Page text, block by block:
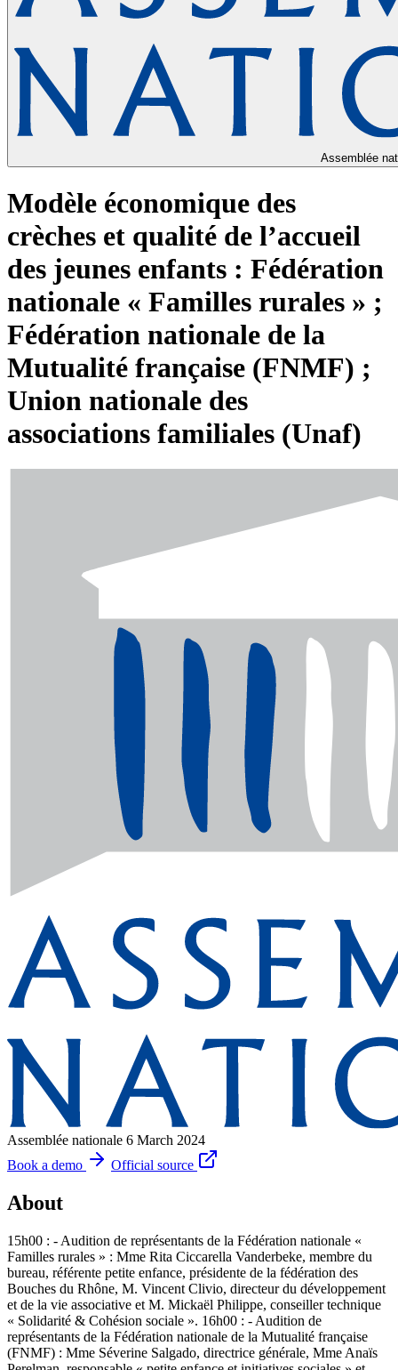
Assemblée
Modèle économique des
crèches et qualité de l’accueil
des jeunes enfants : Fédération
nationale « Familles rurales » ;
Fédération nationale de la
Mutualité française (FNMF) ;
Union nationale des
associations familiales (Unaf)
Assemblée nationale 6 March 2024
Book a demo
Official source
About
15h00 : - Audition de représentants de la Fédération nationale «
Familles rurales » : Mme Rita Ciccarella Vanderbeke, membre du
bureau, référente petite enfance, présidente de la fédération des
Bouches du Rhône, M. Vincent Clivio, directeur du développement
et de la vie associative et M. Mickaël Philippe, conseiller technique
« Solidarité & Cohésion sociale ». 16h00 : - Audition de
représentants de la Fédération nationale de la Mutualité française
(FNMF) : Mme Séverine Salgado, directrice générale, Mme Anaïs